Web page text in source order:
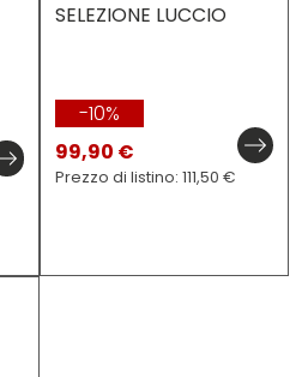
SELEZIONE LUCCIO
-10%
99,90 €
Prezzo di listino: 111,50 €